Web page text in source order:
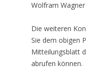
Wolfram Wagner
Die weiteren
Sie dem obigen
Mitteilungsblatt
abrufen können.